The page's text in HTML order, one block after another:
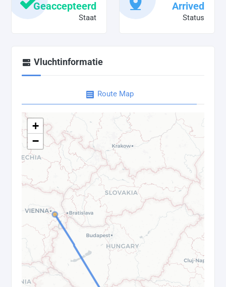
Geaccepteerd
Staat
Arrived
Status
Vluchtinformatie
Route Map
+
−